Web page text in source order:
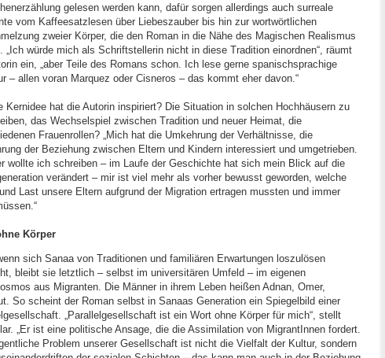
gelesen werden kann, dafür sorgen allerdings auch surreale
vom Kaffeesatzlesen über Liebeszauber bis hin zur wortwörtlichen
zweier Körper, die den Roman in die Nähe des Magischen Realismus
„Ich würde mich als Schriftstellerin nicht in diese Tradition einordnen“, räumt
ein, „aber Teile des Romans schon. Ich lese gerne spanischsprachige
– allen voran Marquez oder Cisneros – das kommt eher davon.“
Kernidee hat die Autorin inspiriert? Die Situation in solchen Hochhäusern zu
das Wechselspiel zwischen Tradition und neuer Heimat, die
Frauenrollen? „Mich hat die Umkehrung der Verhältnisse, die
der Beziehung zwischen Eltern und Kindern interessiert und umgetrieben.
wollte ich schreiben – im Laufe der Geschichte hat sich mein Blick auf die
verändert – mir ist viel mehr als vorher bewusst geworden, welche
Last unsere Eltern aufgrund der Migration ertragen mussten und immer
Körper
sich Sanaa von Traditionen und familiären Erwartungen loszulösen
bleibt sie letztlich – selbst im universitären Umfeld – im eigenen
aus Migranten. Die Männer in ihrem Leben heißen Adnan, Omer,
So scheint der Roman selbst in Sanaas Generation ein Spiegelbild einer
„Parallelgesellschaft ist ein Wort ohne Körper für mich“, stellt
„Er ist eine politische Ansage, die die Assimilation von MigrantInnen fordert.
Problem unserer Gesellschaft ist nicht die Vielfalt der Kultur, sondern